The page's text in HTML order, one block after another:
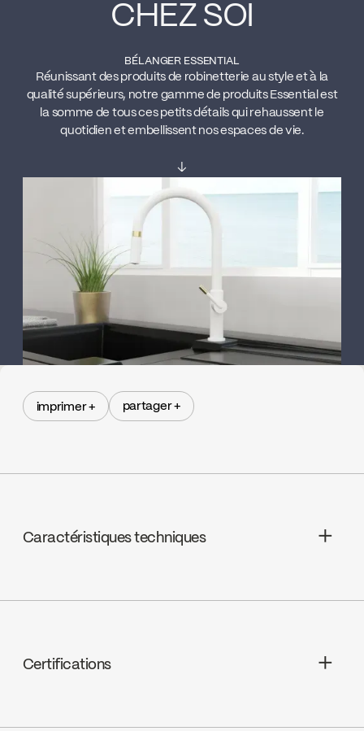
CHEZ SOI
BÉLANGER ESSENTIAL
Réunissant des produits de robinetterie au style et à la
qualité supérieurs, notre gamme de produits Essential est
la somme de tous ces petits détails qui rehaussent le
quotidien et embellissent nos espaces de vie.
↓
imprimer + partager +
Caractéristiques techniques
Céramique à pression équilibrée,
Certifications